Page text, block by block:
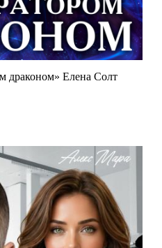
драконом» Елена Солт